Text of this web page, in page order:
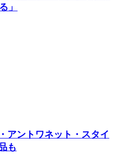
」
アントワネット・スタイ
も